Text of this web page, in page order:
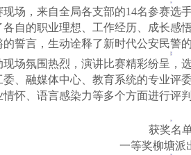
，来自全局各支部的14名参赛选
各自的职业理想、工作经历、成长感
的誓言，生动诠释了新时代公安民警
氛围热烈，演讲比赛精彩纷呈，
委、融媒体中心、教育系统的专业评
情怀、语言感染力等多个方面进行评
获奖名
一等奖柳塘派